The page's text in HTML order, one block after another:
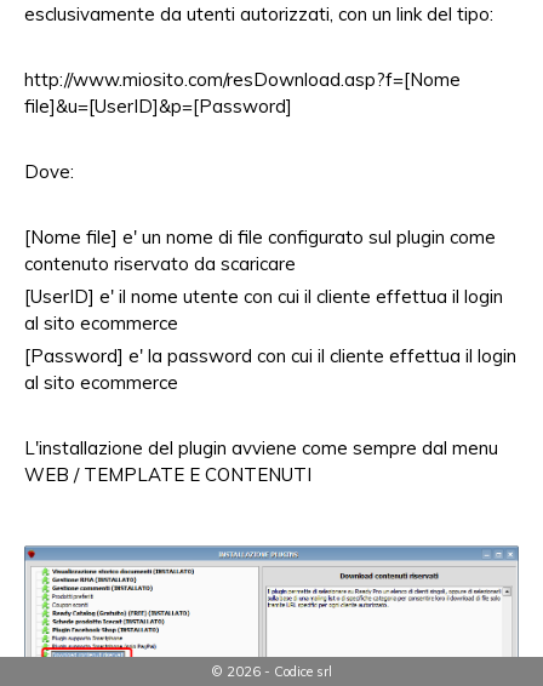
esclusivamente da utenti autorizzati, con un link del tipo:
http://www.miosito.com/resDownload.asp?f=[Nome
file]&u=[UserID]&p=[Password]
Dove:
[Nome file] e' un nome di file configurato sul plugin come
contenuto riservato da scaricare
[UserID] e' il nome utente con cui il cliente effettua il login
al sito ecommerce
[Password] e' la password con cui il cliente effettua il login
al sito ecommerce
L'installazione del plugin avviene come sempre dal menu
WEB / TEMPLATE E CONTENUTI
© 2026 - Codice srl